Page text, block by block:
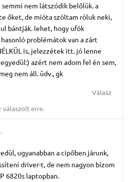
nem látszódik belőlük. a
őket, de mióta szóltam róluk neki,
bántják. lehet, hogy ufók
problémátok van a zárt
is, jelezzétek itt. jó lenne
azért nem adom fel én sem,
nem áll. üdv., gk
Válasz
válaszolt erre.
ugyanabban a cipőben járunk,
driver-t, de nem nagyon bízom
6820s laptopban.